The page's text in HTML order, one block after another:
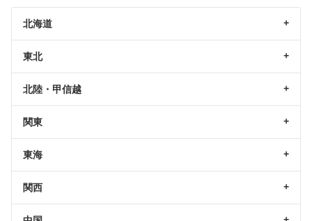
北海道
東北
北陸・甲信越
関東
東海
関西